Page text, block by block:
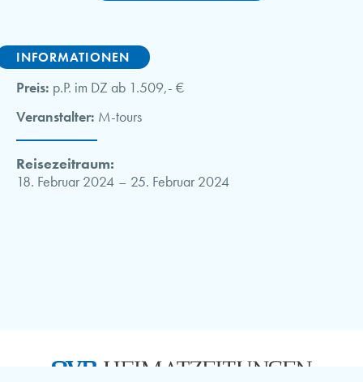
INFORMATIONEN
Preis: p.P. im DZ ab 1.509,- €
Veranstalter: M-tours
Reisezeitraum:
18. Februar 2024 – 25. Februar 2024